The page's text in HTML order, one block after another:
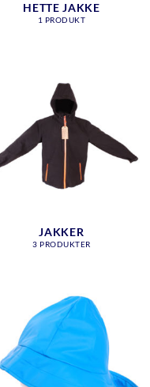
HETTE JAKKE
1 PRODUKT
JAKKER
3 PRODUKTER